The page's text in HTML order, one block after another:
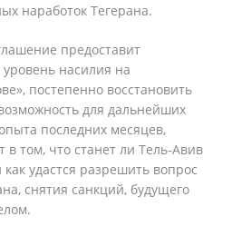
наработок Тегерана.
предоставит
насилия на
постепенно восстановить
для дальнейших
последних месяцев,
в том, что станет ли Тель-Авив
удастся разрешить вопрос
снятия санкций, будущего